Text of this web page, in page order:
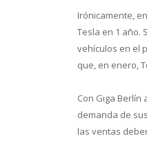
Irónicamente,
Tesla en 1 año.
vehículos en el
que, en enero,
Con Giga
demanda de
las ventas